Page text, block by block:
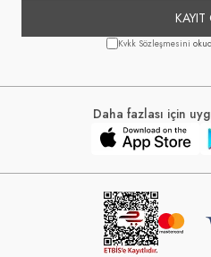
KAYIT
Kvkk Sözleşmesini
Daha fazlası için